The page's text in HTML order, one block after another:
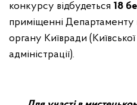
конкурсу відбудеться 18
приміщенні Департаменту
органу Київради
адміністрації).